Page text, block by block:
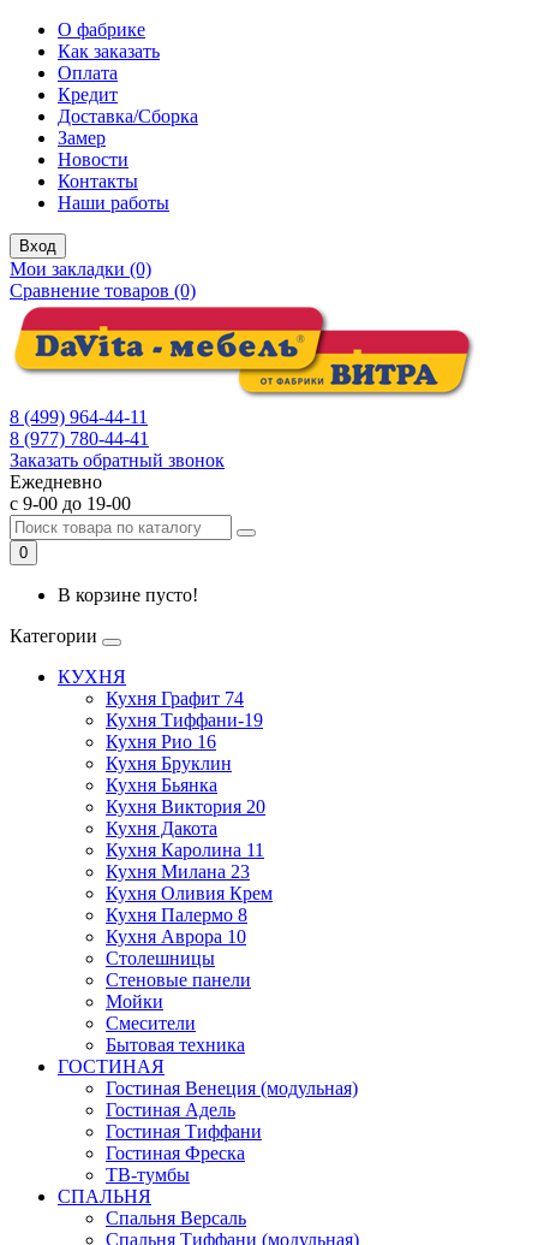
О фабрике
Как заказать
Оплата
Кредит
Доставка/Сборка
Замер
Новости
Контакты
Наши работы
Вход
Мои закладки (0)
Сравнение товаров (0)
8 (499) 964-44-11
8 (977) 780-44-41
Заказать обратный звонок
Ежедневно
с 9-00 до 19-00
0
В корзине пусто!
Категории
КУХНЯ
Кухня Графит 74
Кухня Тиффани-19
Кухня Рио 16
Кухня Бруклин
Кухня Бьянка
Кухня Виктория 20
Кухня Дакота
Кухня Каролина 11
Кухня Милана 23
Кухня Оливия Крем
Кухня Палермо 8
Кухня Аврора 10
Столешницы
Стеновые панели
Мойки
Смесители
Бытовая техника
ГОСТИНАЯ
Гостиная Венеция (модульная)
Гостиная Адель
Гостиная Тиффани
Гостиная Фреска
ТВ-тумбы
СПАЛЬНЯ
Спальня Версаль
Спальня Тиффани (модульная)